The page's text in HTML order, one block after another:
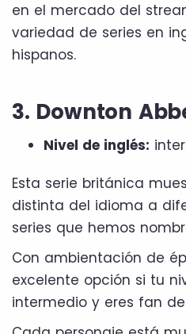
en el mercado del
variedad de series en
hispanos.
3. Downton
Nivel de inglés:
Esta serie británica
distinta del idioma a
series que hemos
Con ambientación de
excelente opción si tu
intermedio y eres fan